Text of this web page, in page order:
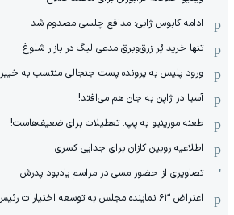
ادامه کابوس ژابی: مدافع چلسی مصدوم شد
تنها خرید پُر زرق‌وبرق مدعی لیگ در بازار شلوغ
ورود پلیس به پرونده پست جنجالی منتسب به خیبر
آسیا در ژاپن به جان هم می‌افتد!
طعنه مورینیو به پپ: تعطیلات برای ضعیف‌هاست!
اطلاعیه روبین کازان برای جدایی کسری
تصاویری از حضور مسی در مراسم یادبود پدرش
اعتراض ۶۳ نماینده مجلس به توسعه اختیارات رئیس‌جمهور